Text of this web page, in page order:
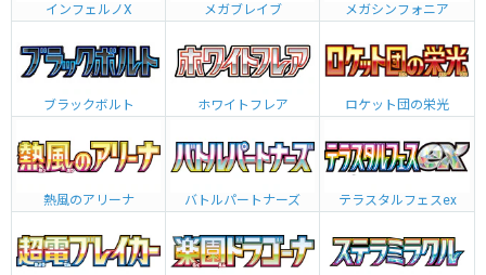
インフェルノX メガブレイブ メガシンフォニア
ブラックボルト ホワイトフレア ロケット団の栄光
熱風のアリーナ バトルパートナーズ テラスタルフェスex